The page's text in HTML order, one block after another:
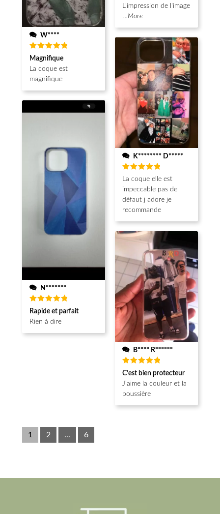
W****
Note5
sur 5
Magnifique
La coque est
magnifique
N*******
Note5
sur 5
Rapide et parfait
Rien à dire
L'impression de l'image
...More
K******** D*****
Note5
sur 5
La coque elle est
impeccable pas de
défaut j adore je
recommande
B**** R******
Note5
sur 5
C’est bien protecteur
J’aime la couleur et la
poussière
1 2 ... 6